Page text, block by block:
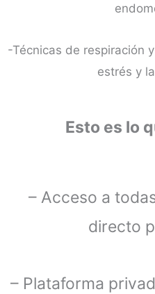
-Técnicas de respiración
estrés y
Esto es lo
– Acceso a
directo
– Plataforma